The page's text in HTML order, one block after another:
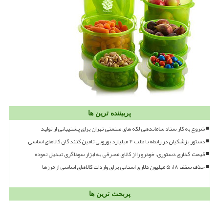
پربیننده ترین ها
شروع به کار ستاد ساماندهی لکه های صنعتی تهران برای پشتیبانی از تولید
دستور پزشکیان در رابطه با طلب ۴ میلیارد یورویی تامین کنندگان کالاهای اساسی
قیمت گذاری دستوری، خودرو را از کالای مصرفی به ابزار سوداگری تبدیل نموده
حذف سقف ۱۸، ۵ میلیون دلاری استانی برای واردات کالاهای اساسی از مرزها
پربحث ترین ها